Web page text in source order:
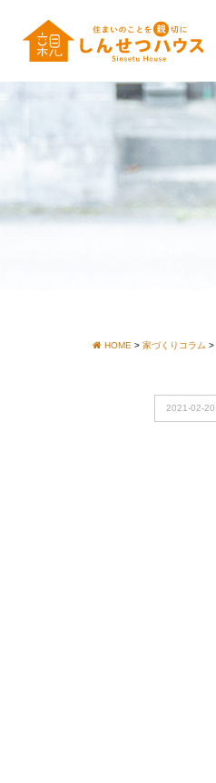
HOME > 家づくりコラム >
2021-02-20